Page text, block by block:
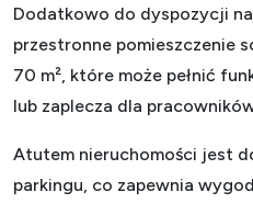
Dodatkowo do dyspozycji
przestronne pomieszczenie
70 m², które może pełnić
lub zaplecza dla
Atutem nieruchomości jest
parkingu, co zapewnia